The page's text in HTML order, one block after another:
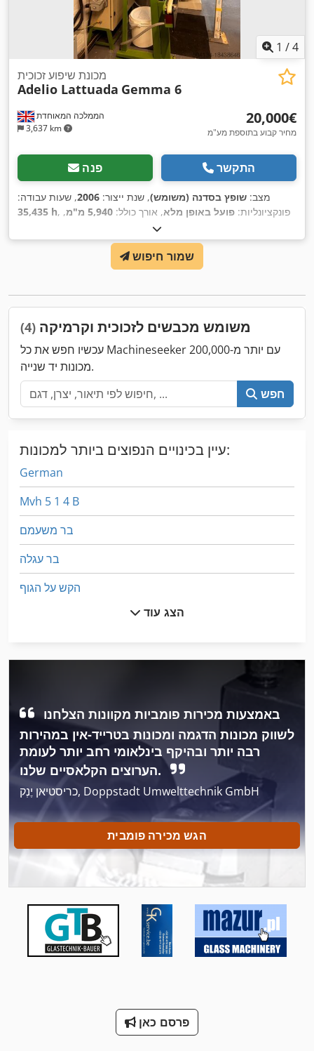
1 /4
הממלכה המאוחדת
3,637 km
מכונת שיפוע זכוכית
Adelio Lattuada Gemma 6
‏20,000 ‏€
מחיר קבוע בתוספת מע"מ
פנה התקשר
מצב: שופץ בסדנה (משומש), שנת ייצור: 2006, שעות עבודה:
35,435 h
, פונקציונליות: פועל באופן מלא, אורך כולל: 5,940 מ"מ
,
, גובה כולל:
2023,
שמור חיפוש
משומש מכבשים לזכוכית וקרמיקה (4)
עכשיו חפש את כל Machineseeker עם יותר מ-200,000
מכונות יד שנייה.
חפש
עיין בכינויים הנפוצים ביותר למכונות:
German
Mvh 5 1 4 B
בר משעמם
בר עגלה
הקש על הגוף
הקש על קרטון
הרכבה על המעקה
ירי הכבשן
לחץ על השק
לחץ על מסגרת
לחצו על הכלי בלם
מחרטה עץ עם כלים ואביזרים
מכבש פניאומטי Stanze עם כלים
מכונת כביסה ומכונת כביסה תעשיית תוכן 30 ק ג
הצג עוד
לשווק מכונות הדגמה ומכונות בטרייד-אין במהירות
רבה יותר ובהיקף בינלאומי רחב יותר לעומת
הערוצים הקלאסיים שלנו.
כריסטיאן יֶנְק, Doppstadt Umwelttechnik GmbH
הגש מכירה פומבית
פרסם כאן